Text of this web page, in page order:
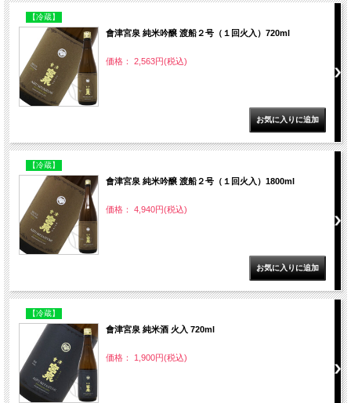
【冷蔵】
會津宮泉 純米吟醸 渡船２号（１回火入）720ml
価格： 2,563円(税込)
【冷蔵】
會津宮泉 純米吟醸 渡船２号（１回火入）1800ml
価格： 4,940円(税込)
【冷蔵】
會津宮泉 純米酒 火入 720ml
価格： 1,900円(税込)